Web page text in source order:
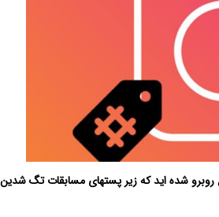
روبرو شده اید که زیر پستهای مسابقات تگ